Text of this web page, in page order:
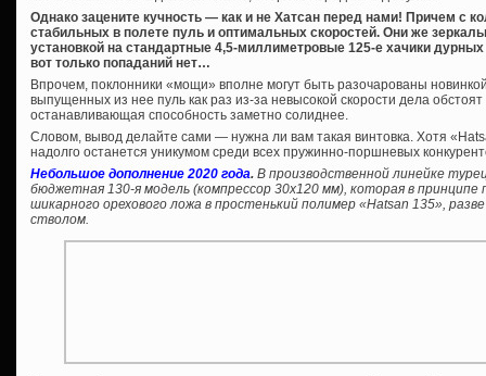
Однако зацените кучность — как и не Хатсан перед нами! Причем с
стабильных в полете пуль и оптимальных скоростей. Они же
установкой на стандартные 4,5-миллиметровые 125-е хачики
вот только попаданий нет…
Впрочем, поклонники «мощи» вполне могут быть разочарованы
выпущенных из нее пуль как раз из-за невысокой скорости дела
останавливающая способность заметно солиднее.
Словом, вывод делайте сами — нужна ли вам такая винтовка. Хотя
надолго останется уникумом среди всех пружинно-поршневых
Небольшое дополнение 2020 года. В производственной линейке
бюджетная 130-я модель (компрессор 30х120 мм), которая в
шикарного орехового ложа в простенький полимер «Hatsan 135»,
стволом.